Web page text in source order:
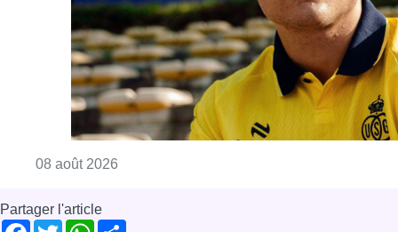
27 janvier 2022- 15h15
entrepreneur
Entrepreunariat
test entrepreunarial
Bruxelles-ville
News